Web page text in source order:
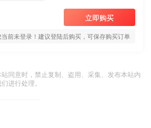
立即购买
当前未登录！建议登陆后购买，可保存购买订单
同意时，禁止复制、盗用、采集、发布本站内
进行处理。